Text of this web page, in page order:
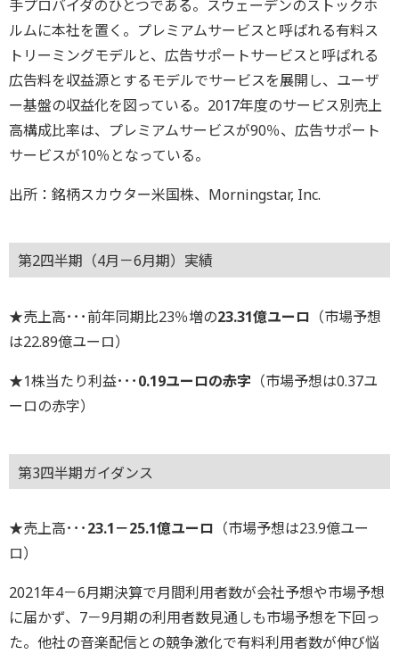
手プロバイダのひとつである。スウェーデンのストックホ
ルムに本社を置く。プレミアムサービスと呼ばれる有料ス
トリーミングモデルと、広告サポートサービスと呼ばれる
広告料を収益源とするモデルでサービスを展開し、ユーザ
ー基盤の収益化を図っている。2017年度のサービス別売上
高構成比率は、プレミアムサービスが90％、広告サポート
サービスが10％となっている。
出所：銘柄スカウター米国株、Morningstar, Inc.
第2四半期（4月－6月期）実績
★売上高･･･前年同期比23％増の23.31億ユーロ （市場予想
は22.89億ユーロ）
★1株当たり利益･･･0.19ユーロの赤字 （市場予想は0.37ユ
ーロの赤字）
第3四半期ガイダンス
★売上高･･･23.1－25.1億ユーロ （市場予想は23.9億ユー
ロ）
2021年4－6月期決算で月間利用者数が会社予想や市場予想
に届かず、7－9月期の利用者数見通しも市場予想を下回っ
た。他社の音楽配信との競争激化で有料利用者数が伸び悩